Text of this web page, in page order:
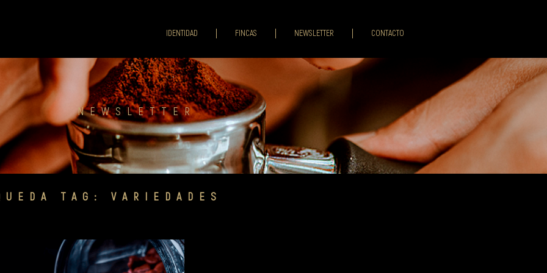
IDENTIDAD FINCAS NEWSLETTER CONTACTO
NEWSLETTER
TAG: VARIEDADES